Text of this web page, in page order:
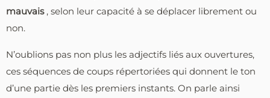
mauvais , selon leur capacité à se déplacer librement ou
non.
N’oublions pas non plus les adjectifs liés aux ouvertures,
ces séquences de coups répertoriées qui donnent le ton
d’une partie dès les premiers instants. On parle ainsi